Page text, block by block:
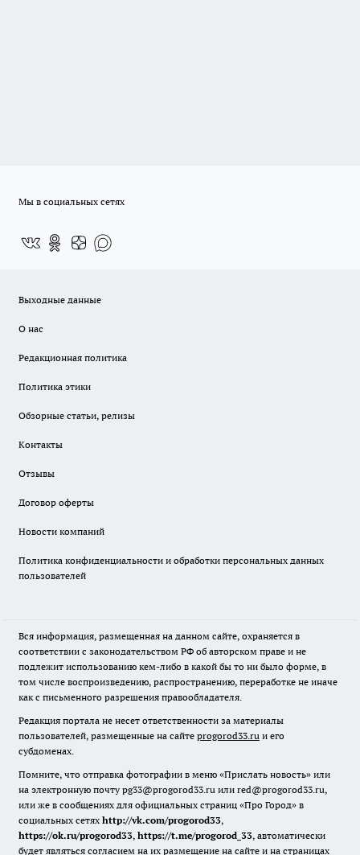
Мы в социальных сетях
Выходные данные
О нас
Редакционная политика
Политика этики
Обзорные статьи, релизы
Контакты
Отзывы
Договор оферты
Новости компаний
Политика конфиденциальности и обработки персональных данных
пользователей
Вся информация, размещенная на данном сайте, охраняется в
соответствии с законодательством РФ об авторском праве и не
подлежит использованию кем-либо в какой бы то ни было форме, в
том числе воспроизведению, распространению, переработке не иначе
как с письменного разрешения правообладателя.
Редакция портала не несет ответственности за материалы
пользователей, размещенные на сайте progorod33.ru и его
субдоменах.
Помните, что отправка фотографии в меню «Прислать новость» или
на электронную почту pg33@progorod33.ru или red@progorod33.ru,
или же в сообщениях для официальных страниц «Про Город» в
социальных сетях http://vk.com/progorod33,
https://ok.ru/progorod33, https://t.me/progorod_33, автоматически
будет являться согласием на их размещение на сайте и на страницах